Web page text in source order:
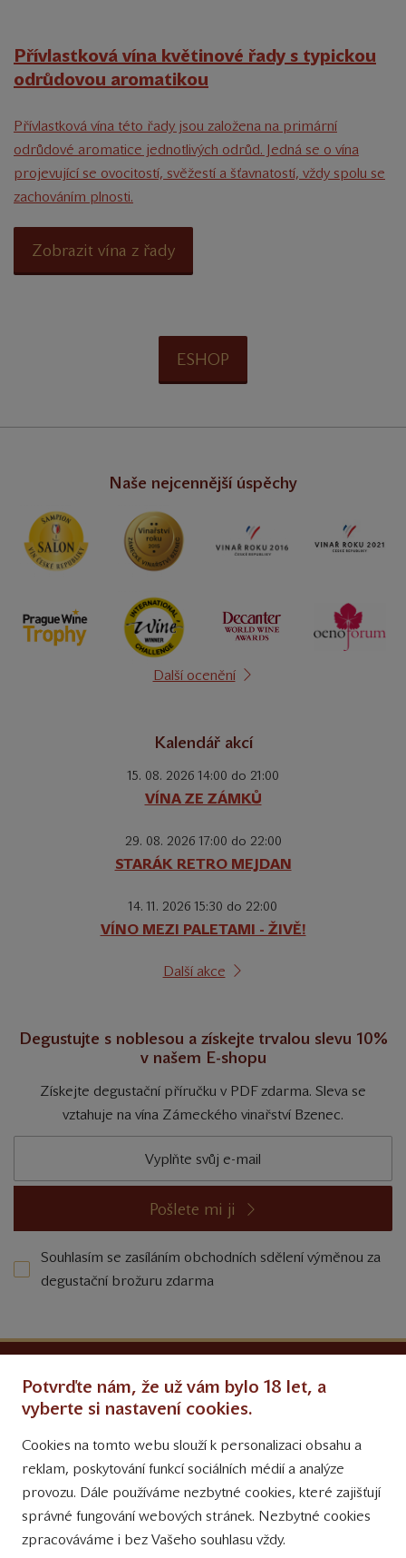
Přívlastková vína květinové řady s typickou
odrůdovou aromatikou
Přívlastková vína této řady jsou založena na primární
odrůdové aromatice jednotlivých odrůd. Jedná se o vína
projevující se ovocitostí, svěžestí a šťavnatostí, vždy spolu se
zachováním plnosti.
Zobrazit vína z řady
ESHOP
Naše nejcennější úspěchy
Další ocenění
Kalendář akcí
15. 08. 2026 14:00 do 21:00
VÍNA ZE ZÁMKŮ
29. 08. 2026 17:00 do 22:00
STARÁK RETRO MEJDAN
14. 11. 2026 15:30 do 22:00
VÍNO MEZI PALETAMI - ŽIVĚ!
Další akce
Degustujte s noblesou a získejte trvalou slevu 10%
v našem E-shopu
Získejte degustační příručku v PDF zdarma. Sleva se
vztahuje na vína Zámeckého vinařství Bzenec.
Pošlete mi ji
Souhlasím se zasíláním obchodních sdělení výměnou za
degustační brožuru zdarma
Obchodní podmínky
Přinášíme vám týdně
tipy na Facebooku
Sledujte nás
na Instagramu
Potvrďte nám, že už vám bylo 18 let, a
vyberte si nastavení cookies.
Cookies na tomto webu slouží k personalizaci obsahu a
reklam, poskytování funkcí sociálních médií a analýze
provozu. Dále používáme nezbytné cookies, které zajišťují
správné fungování webových stránek. Nezbytné cookies
zpracováváme i bez Vašeho souhlasu vždy.